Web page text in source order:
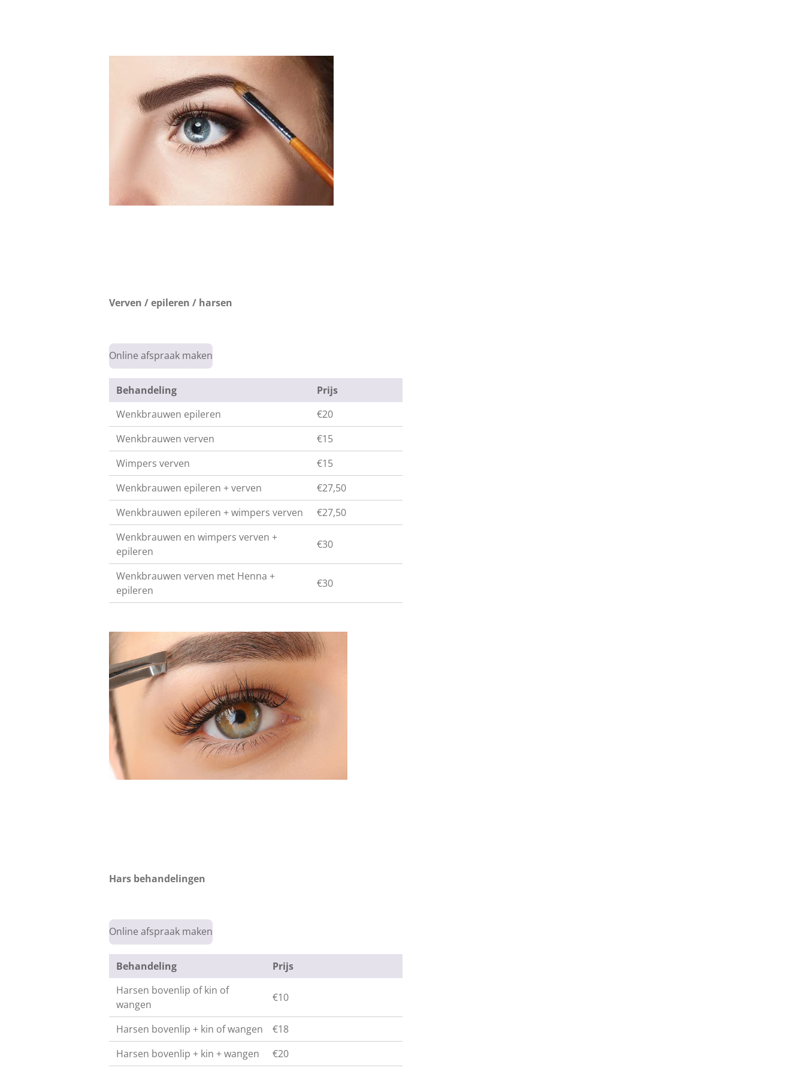
Verven / epileren / harsen
Online afspraak maken
Behandeling
Prijs
Wenkbrauwen epileren
€20
Wenkbrauwen verven
€15
Wimpers verven
€15
Wenkbrauwen epileren + verven
€27,50
Wenkbrauwen epileren + wimpers verven
€27,50
Wenkbrauwen en wimpers verven +
epileren
€30
Wenkbrauwen verven met Henna +
epileren
€30
Hars behandelingen
Online afspraak maken
Behandeling
Prijs
Harsen bovenlip of kin of
wangen
€10
Harsen bovenlip + kin of wangen
€18
Harsen bovenlip + kin + wangen
€20